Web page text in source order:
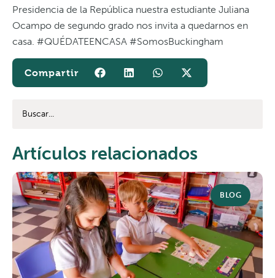
Presidencia de la República nuestra estudiante Juliana
Ocampo de segundo grado nos invita a quedarnos en
casa. #QUÉDATEENCASA #SomosBuckingham
Artículos relacionados
BLOG